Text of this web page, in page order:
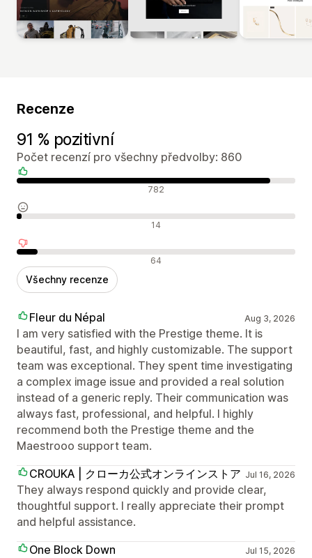
Recenze
91 % pozitivní
Počet recenzí pro všechny předvolby: 860
782
14
64
Všechny recenze
Fleur du Népal Aug 3, 2026
I am very satisfied with the Prestige theme. It is
beautiful, fast, and highly customizable. The support
team was exceptional. They spent time investigating
a complex image issue and provided a real solution
instead of a generic reply. Their communication was
always fast, professional, and helpful. I highly
recommend both the Prestige theme and the
Maestrooo support team.
CROUKA | クローカ公式オンラインストア Jul 16, 2026
They always respond quickly and provide clear,
thoughtful support. I really appreciate their prompt
and helpful assistance.
One Block Down
Jul 15, 2026